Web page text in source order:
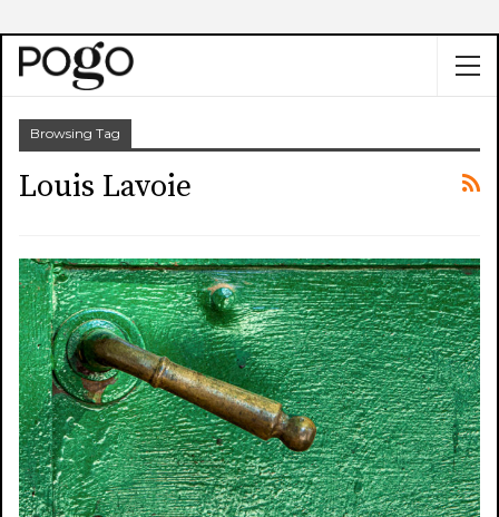
Browsing Tag
Louis Lavoie